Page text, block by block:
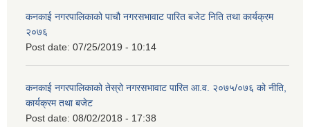
कनकाई नगरपालिकाको पाचौ नगरसभावाट पारित बजेट निति तथा कार्यक्रम
२०७६
Post date: 07/25/2019 - 10:14
कनकाई नगरपालिकाको तेस्रो नगरसभावाट पारित आ.व. २०७५/०७६ को नीति,
कार्यक्रम तथा बजेट
Post date: 08/02/2018 - 17:38